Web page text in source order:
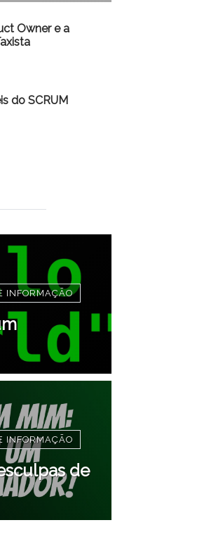
Owner e a
do SCRUM
INFORMAÇÃO
INFORMAÇÃO
de